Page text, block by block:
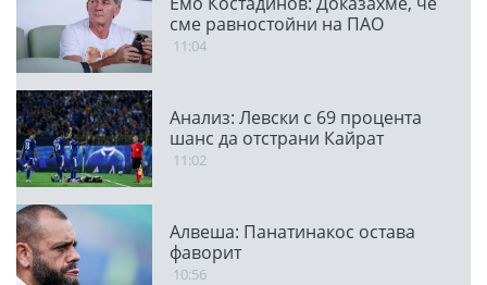
сме равностойни на ПАО
11:04
Анализ: Левски с 69 процента
шанс да отстрани Кайрат
11:02
Алвеша: Панатинакос остава
фаворит
10:56